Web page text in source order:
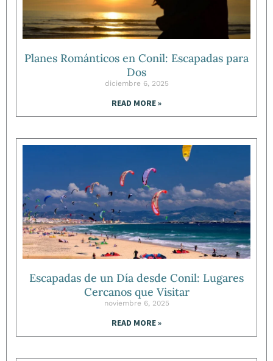
Planes Románticos en Conil: Escapadas para
Dos
diciembre 6, 2025
READ MORE »
Escapadas de un Día desde Conil: Lugares
Cercanos que Visitar
noviembre 6, 2025
READ MORE »